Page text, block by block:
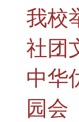
我校
社团
中华
园会